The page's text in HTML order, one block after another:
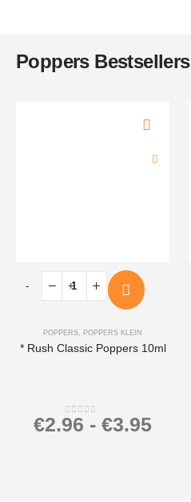
Poppers Bestsellers
POPPERS, POPPERS KLEIN
* Rush Classic Poppers 10ml
0out of 5
€2.96 - €3.95
- +